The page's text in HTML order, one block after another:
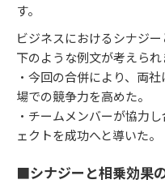
す。
ビジネスにおけるシナジ
下のような例文が考えられ
・今回の合併により、両
場での競争力を高めた。
・チームメンバーが協力
ェクトを成功へと導いた。
■シナジーと相乗効果